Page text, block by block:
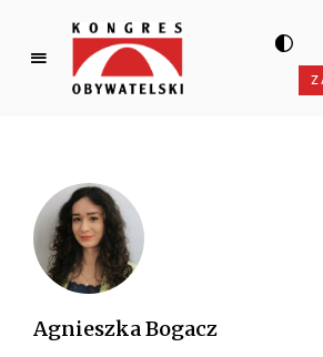
K
g
r
e
s
O
b
y
Agnieszka Bogacz